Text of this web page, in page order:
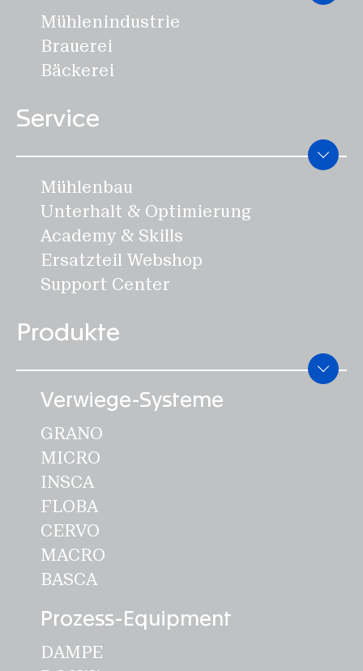
Mühlenindustrie
Brauerei
Bäckerei
Service
Mühlenbau
Unterhalt & Optimierung
Academy & Skills
Ersatzteil Webshop
Support Center
Produkte
Verwiege-Systeme
GRANO
MICRO
INSCA
FLOBA
CERVO
MACRO
BASCA
Prozess-Equipment
DAMPE
Schweiz
Disclaimer
Impressum